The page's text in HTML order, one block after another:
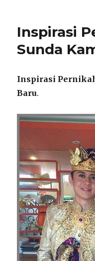
Inspirasi
Sunda
Inspirasi
Baru.